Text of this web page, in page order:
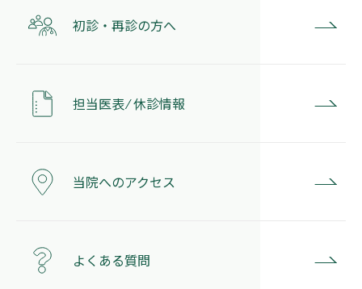
初診・再診の方へ
担当医表 ⁄ 休診情報
当院へのアクセス
よくある質問